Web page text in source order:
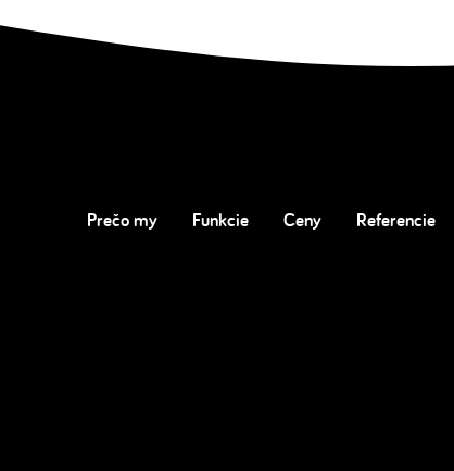
Prečo my Funkcie Ceny Referencie